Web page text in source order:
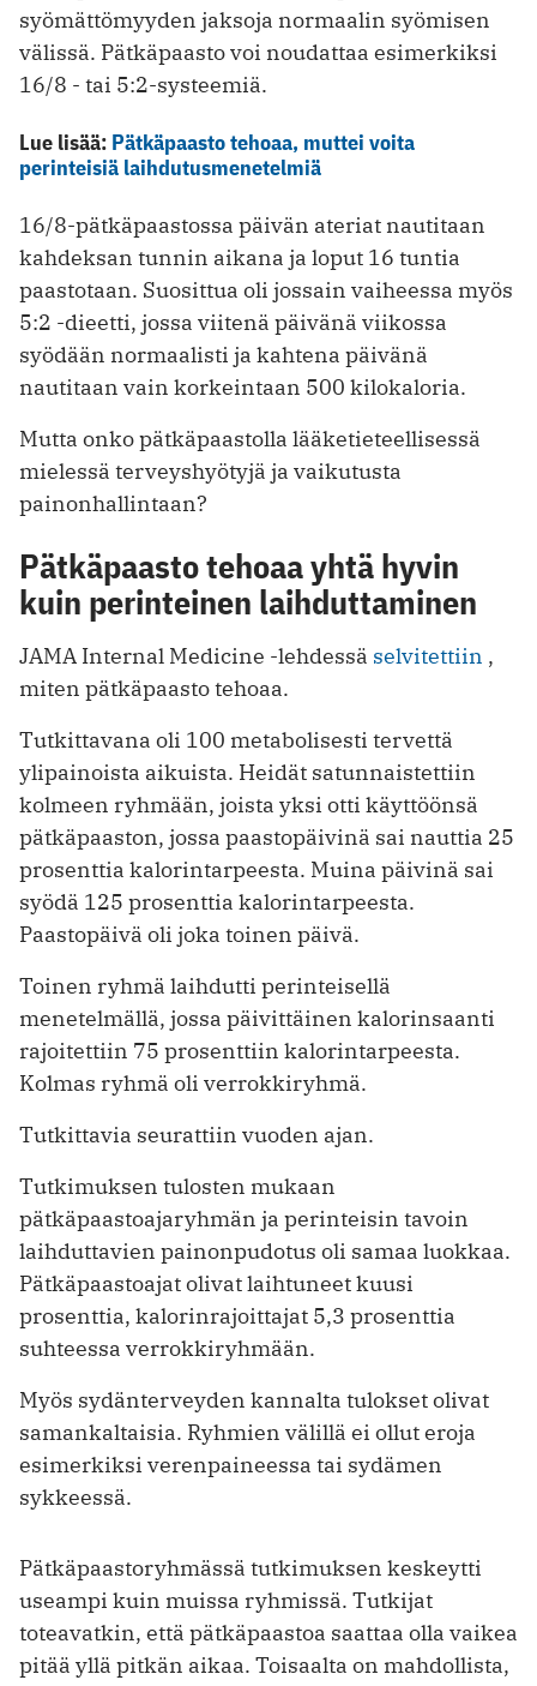
syömättömyyden jaksoja normaalin syömisen
välissä. Pätkäpaasto voi noudattaa esimerkiksi
16/8 - tai 5:2-systeemiä.
Lue lisää: Pätkäpaasto tehoaa, muttei voita
perinteisiä laihdutusmenetelmiä
16/8-pätkäpaastossa päivän ateriat nautitaan
kahdeksan tunnin aikana ja loput 16 tuntia
paastotaan. Suosittua oli jossain vaiheessa myös
5:2 -dieetti, jossa viitenä päivänä viikossa
syödään normaalisti ja kahtena päivänä
nautitaan vain korkeintaan 500 kilokaloria.
Mutta onko pätkäpaastolla lääketieteellisessä
mielessä terveyshyötyjä ja vaikutusta
painonhallintaan?
Pätkäpaasto tehoaa yhtä hyvin
kuin perinteinen laihduttaminen
JAMA Internal Medicine -lehdessä selvitettiin ,
miten pätkäpaasto tehoaa.
Tutkittavana oli 100 metabolisesti tervettä
ylipainoista aikuista. Heidät satunnaistettiin
kolmeen ryhmään, joista yksi otti käyttöönsä
pätkäpaaston, jossa paastopäivinä sai nauttia 25
prosenttia kalorintarpeesta. Muina päivinä sai
syödä 125 prosenttia kalorintarpeesta.
Paastopäivä oli joka toinen päivä.
Toinen ryhmä laihdutti perinteisellä
menetelmällä, jossa päivittäinen kalorinsaanti
rajoitettiin 75 prosenttiin kalorintarpeesta.
Kolmas ryhmä oli verrokkiryhmä.
Tutkittavia seurattiin vuoden ajan.
Tutkimuksen tulosten mukaan
pätkäpaastoajaryhmän ja perinteisin tavoin
laihduttavien painonpudotus oli samaa luokkaa.
Pätkäpaastoajat olivat laihtuneet kuusi
prosenttia, kalorinrajoittajat 5,3 prosenttia
suhteessa verrokkiryhmään.
Myös sydänterveyden kannalta tulokset olivat
samankaltaisia. Ryhmien välillä ei ollut eroja
esimerkiksi verenpaineessa tai sydämen
sykkeessä.
Pätkäpaastoryhmässä tutkimuksen keskeytti
useampi kuin muissa ryhmissä. Tutkijat
toteavatkin, että pätkäpaastoa saattaa olla vaikea
pitää yllä pitkän aikaa. Toisaalta on mahdollista,